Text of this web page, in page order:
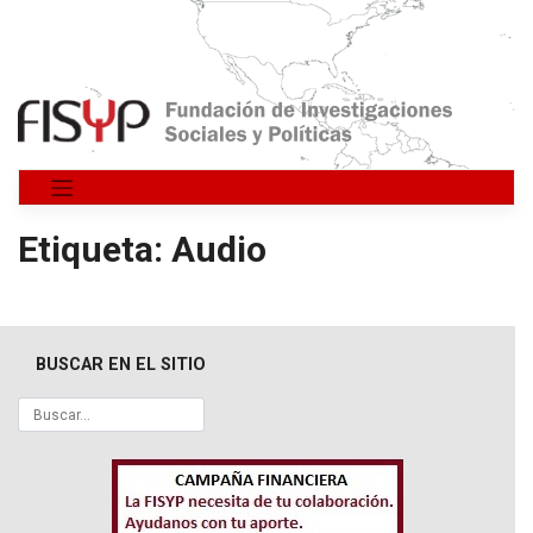
Saltar
Etiqueta: Audio
BUSCAR EN EL SITIO